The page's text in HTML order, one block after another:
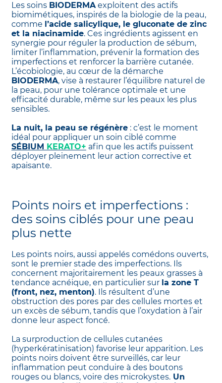
Les soins BIODERMAexploitent des actifs
biomimétiques, inspirés de la biologie de la peau,
comme l’acide salicylique, le gluconate de zinc
et la niacinamide. Ces ingrédients agissent en
synergie pour réguler la production de sébum,
limiter l’inflammation, prévenir la formation des
imperfections et renforcer la barrière cutanée.
L’écobiologie, au cœur de la démarche
BIODERMA, vise à restaurer l’équilibre naturel de
la peau, pour une tolérance optimale et une
efficacité durable, même sur les peaux les plus
sensibles.
La nuit, la peau se régénère : c’est le moment
idéal pour appliquer un soin ciblé comme
SÉBIUM
KERATO+ afin que les actifs puissent
déployer pleinement leur action corrective et
apaisante.
Points noirs et imperfections :
des soins ciblés pour une peau
plus nette
Les points noirs, aussi appelés comédons ouverts,
sont le premier stade des imperfections. Ils
concernent majoritairement les peaux grasses à
tendance acnéique, en particulier sur la zone T
(front, nez, menton). Ils résultent d’une
obstruction des pores par des cellules mortes et
un excès de sébum, tandis que l’oxydation à l’air
donne leur aspect foncé.
La surproduction de cellules cutanées
(hyperkératinisation) favorise leur apparition. Les
points noirs doivent être surveillés, car leur
inflammation peut conduire à des boutons
rouges ou blancs, voire des microkystes. Un